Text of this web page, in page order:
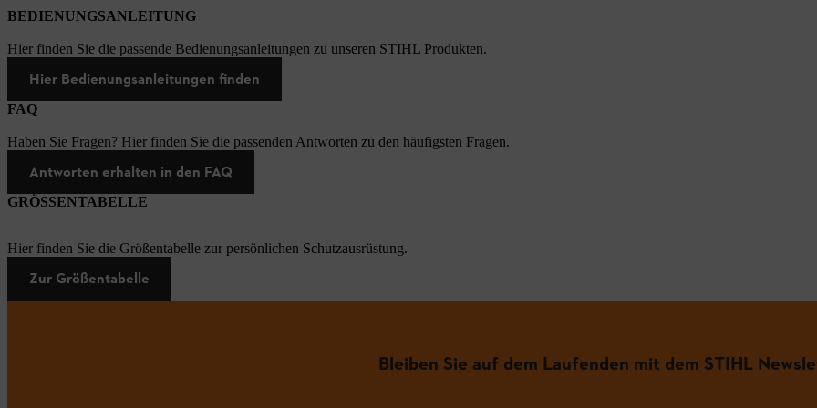
BEDIENUNGSANLEITUNG
Hier finden Sie die passende Bedienungsanleitungen zu unseren STIHL Produkten.
Hier Bedienungsanleitungen finden
FAQ
Haben Sie Fragen? Hier finden Sie die passenden Antworten zu den häufigsten Fragen.
Antworten erhalten in den FAQ
GRÖSSENTABELLE
Hier finden Sie die Größentabelle zur persönlichen Schutzausrüstung.
Zur Größentabelle
Bleiben Sie auf dem Laufenden mit dem STIHL